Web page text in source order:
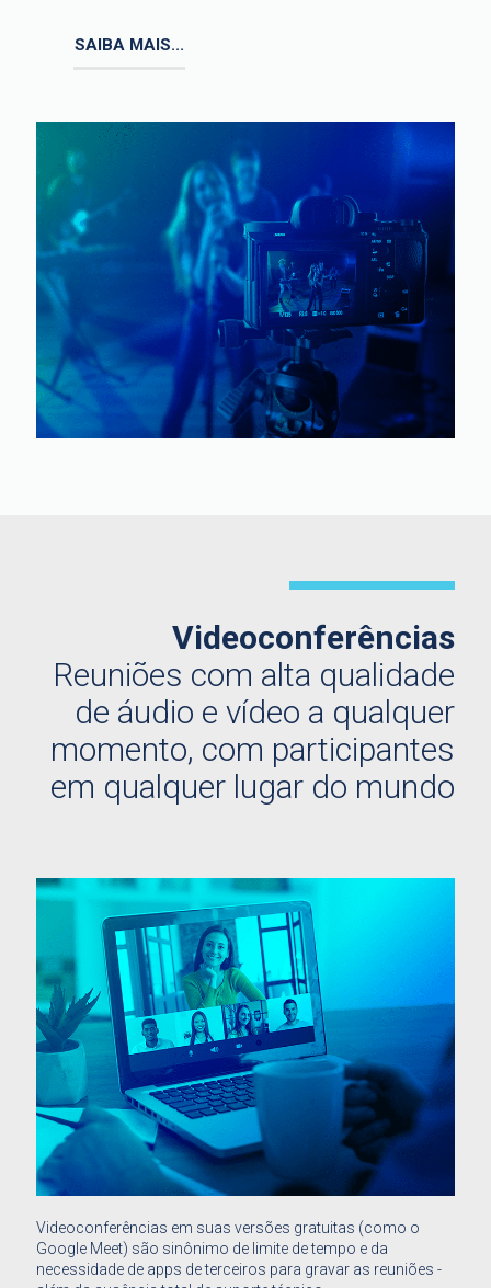
SAIBA MAIS...
Videoconferências
Reuniões com alta qualidade
de áudio e vídeo a qualquer
momento, com participantes
em qualquer lugar do mundo
Videoconferências em suas versões gratuitas (como o
Google Meet) são sinônimo de limite de tempo e da
necessidade de apps de terceiros para gravar as reuniões -